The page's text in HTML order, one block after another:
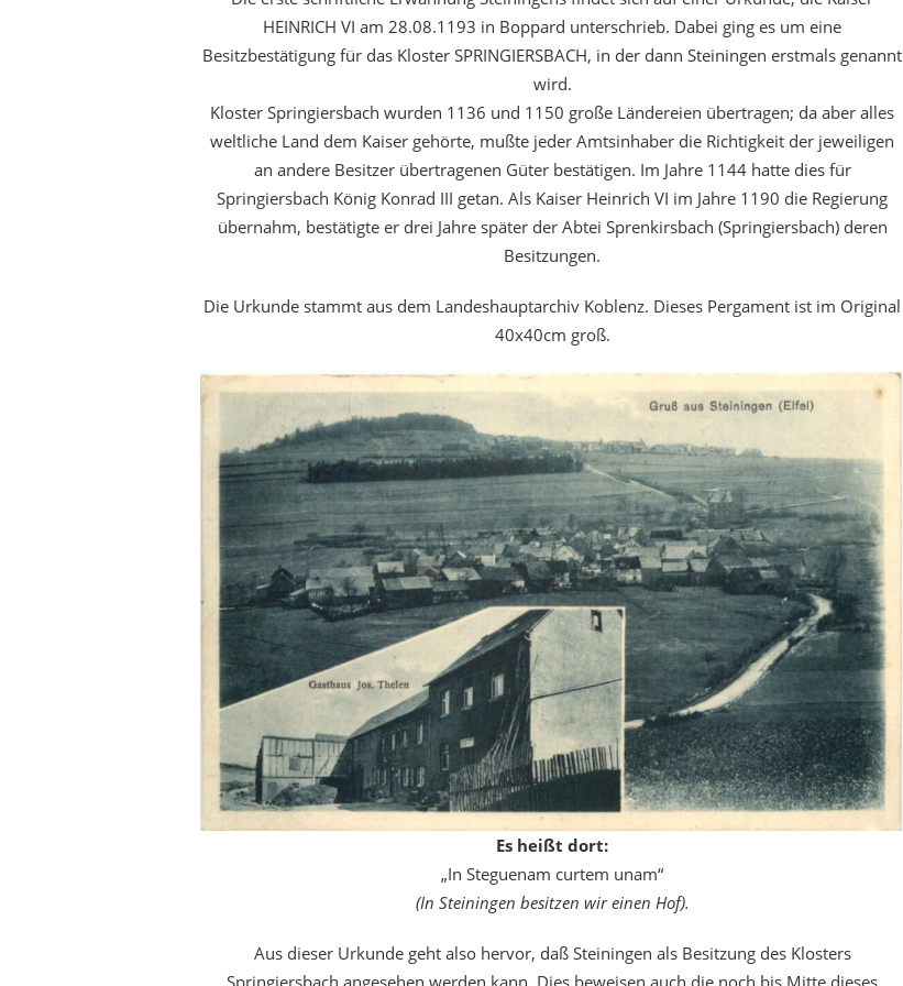
HEINRICH VI am 28.08.1193 in Boppard unterschrieb. Dabei ging es um eine
Besitzbestätigung für das Kloster SPRINGIERSBACH, in der dann Steiningen erstmals genannt
wird.
Kloster Springiersbach wurden 1136 und 1150 große Ländereien übertragen; da aber alles
weltliche Land dem Kaiser gehörte, mußte jeder Amtsinhaber die Richtigkeit der jeweiligen
an andere Besitzer übertragenen Güter bestätigen. Im Jahre 1144 hatte dies für
Springiersbach König Konrad III getan. Als Kaiser Heinrich VI im Jahre 1190 die Regierung
übernahm, bestätigte er drei Jahre später der Abtei Sprenkirsbach (Springiersbach) deren
Besitzungen.
Die Urkunde stammt aus dem Landeshauptarchiv Koblenz. Dieses Pergament ist im Original
40x40cm groß.
Es heißt dort:
„In Steguenam curtem unam“
(In Steiningen besitzen wir einen Hof).
Aus dieser Urkunde geht also hervor, daß Steiningen als Besitzung des Klosters